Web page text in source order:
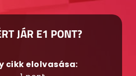
JÁR E1 PONT?
cikk elolvasása: